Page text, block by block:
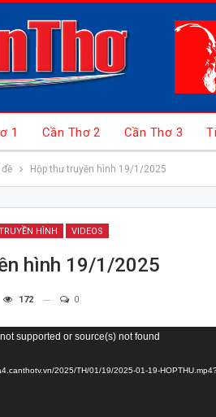
1 Cần Thơ 2 Cần Thơ 3
Hộp thư truyền hình 19/1/2025
HÌNH VIDEOS
hình 19/1/2025
172 0
supported or source(s) not found
2025/TH/01/19/2025-01-19-